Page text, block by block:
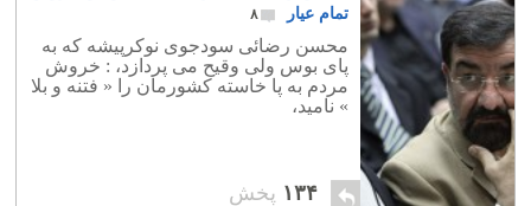
تمام عیار
۸
محسن رضائی سودجوی نوکرپیشه که به
پای بوس ولی وقیح می پردازد، : خروش
مردم به پا خاسته کشورمان را « فتنه و بلا
» نامید،
۱۳۴ پخش